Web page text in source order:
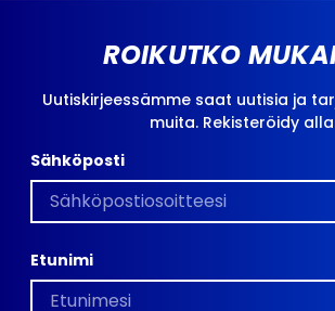
ROIKUTKO
Uutiskirjeessämme saat uutisia ja
muita. Rekisteröidy
Sähköposti
Etunimi